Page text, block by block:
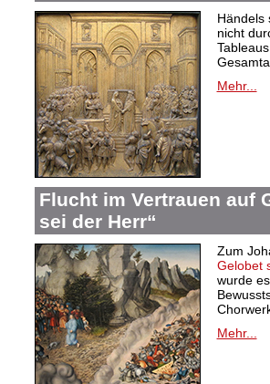
Händels
nicht
Mehr...
Flucht im Vertrauen auf
sei der Herr“
Zum
Gelobet
wurde
Mehr...